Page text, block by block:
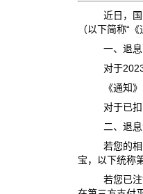
近日，
（以下简称“
一、退息
对于
《通知
对于已
二、退
若您的
宝，以下统称
若您已